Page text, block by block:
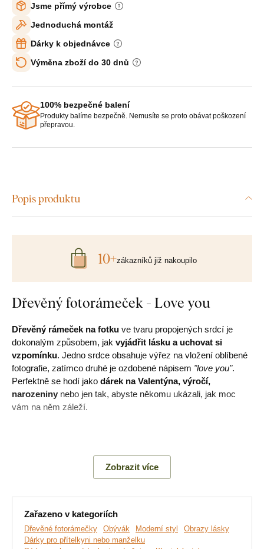
Jsme přímý výrobce
Jednoduchá montáž
Dárky k objednávce
Výměna zboží do 30 dnů
100% bezpečné balení
Produkty balíme bezpečně. Nemusíte se proto obávat poškození
přepravou.
Popis produktu
Dřevěný fotorámeček - Love you
Dřevěný rámeček na fotku ve tvaru propojených srdcí je
dokonalým způsobem, jak vyjádřit lásku a uchovat si
vzpomínku. Jedno srdce obsahuje výřez na vložení oblíbené
fotografie, zatímco druhé je ozdobené nápisem "love you".
Perfektně se hodí jako dárek na Valentýna, výročí,
narozeniny nebo jen tak, abyste někomu ukázali, jak moc
vám na něm záleží.
Hlavní výhody produktu:
Originální dárek na Valentýna
Krásná dekorace na zeď
Ekologická výroba ze dřeva
Jednoduchá montáž na zeď
Zobrazit více
10+zákazníků již nakoupilo
Zařazeno v kategoriích
Dřevěné fotorámečky Obývák Moderní styl
Obrazy lásky
Dárky pro přítelkyni nebo manželku